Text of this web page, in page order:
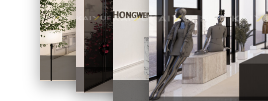
钟薇薇女装办公楼装修项目
钟薇薇女装办公楼装修项目